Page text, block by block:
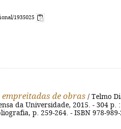
1935025
de obras / Telmo
da Universidade, 2015. - 304 p.
p. 259-264. - ISBN 978-989-